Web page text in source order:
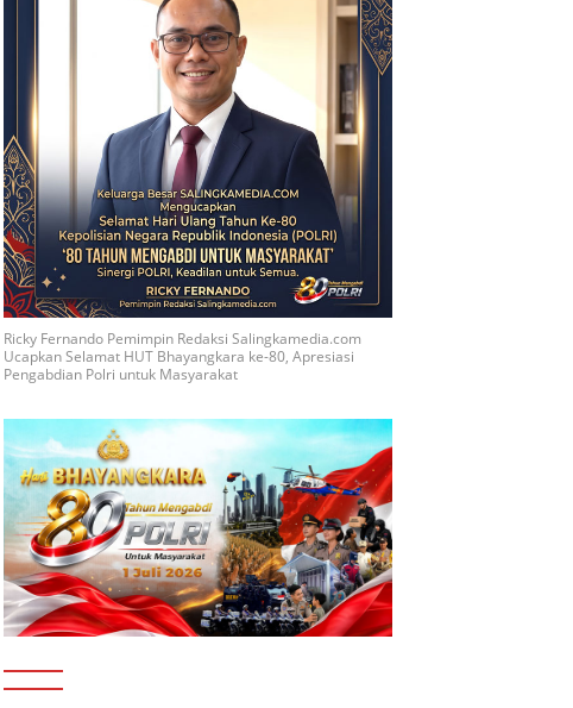
Ricky Fernando Pemimpin Redaksi Salingkamedia.com
Ucapkan Selamat HUT Bhayangkara ke-80, Apresiasi
Pengabdian Polri untuk Masyarakat